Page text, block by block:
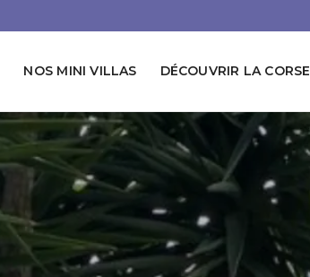
NOS MINI VILLAS DÉCOUVRIR LA CORSE